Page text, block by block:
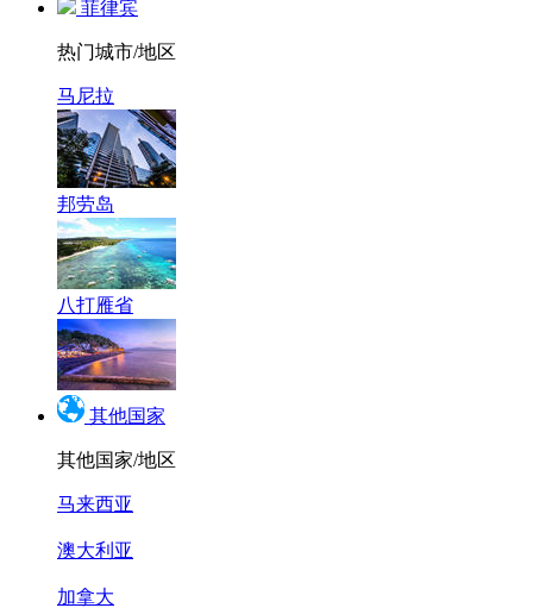
菲律宾
热门城市/地区
马尼拉
邦劳岛
八打雁省
其他国家
其他国家/地区
马来西亚
澳大利亚
加拿大